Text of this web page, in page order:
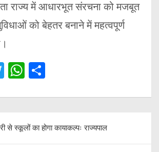
राज्य में आधारभूत संरचना को मजबूत
को बेहतर बनाने में महत्वपूर्ण
T
tt
er
W
at
s
A
ar
e
से स्कूलों का होगा कायाकल्पः राज्यपाल